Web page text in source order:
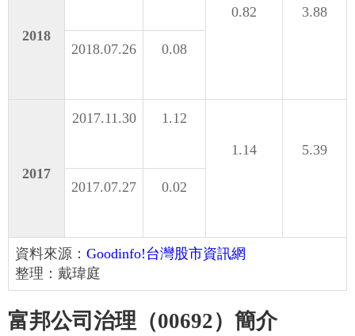
2018
0.82
3.88
2018.07.26 0.08
2017
2017.11.30
1.12
1.14
5.39
2017.07.27 0.02
資料來源： Goodinfo!台灣股市資訊網
整理：戴瑋庭
富邦公司治理（00692）簡介